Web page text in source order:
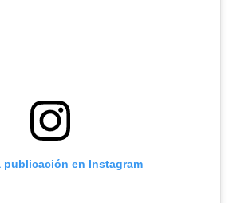
publicación en Instagram